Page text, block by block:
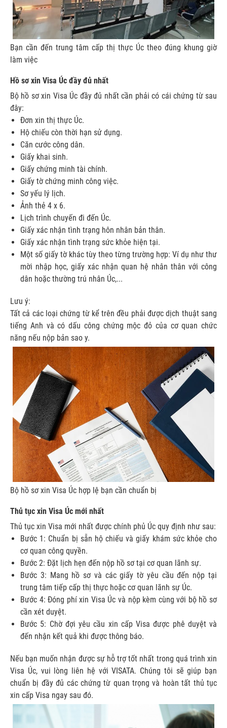
Bạn cần đến trung tâm cấp thị thực Úc theo đúng khung giờ
làm việc
Hồ sơ xin Visa Úc đầy đủ nhất
Bộ hồ sơ xin Visa Úc đầy đủ nhất cần phải có cái chứng từ sau
đây:
Đơn xin thị thực Úc.
Hộ chiếu còn thời hạn sử dụng.
Căn cước công dân.
Giấy khai sinh.
Giấy chứng minh tài chính.
Giấy tờ chứng minh công việc.
Sơ yếu lý lịch.
Ảnh thẻ 4 x 6.
Lịch trình chuyến đi đến Úc.
Giấy xác nhận tình trạng hôn nhân bản thân.
Giấy xác nhận tình trạng sức khỏe hiện tại.
Một số giấy tờ khác tùy theo từng trường hợp: Ví dụ như thư
mời nhập học, giấy xác nhận quan hệ nhân thân với công
dân hoặc thường trú nhân Úc,...
Lưu ý:
Tất cả các loại chứng từ kể trên đều phải được dịch thuật sang
tiếng Anh và có dấu công chứng mộc đỏ của cơ quan chức
năng nếu nộp bản sao y.
Bộ hồ sơ xin Visa Úc hợp lệ bạn cần chuẩn bị
Thủ tục xin Visa Úc mới nhất
Thủ tục xin Visa mới nhất được chính phủ Úc quy định như sau:
Bước 1: Chuẩn bị sẵn hộ chiếu và giấy khám sức khỏe cho
cơ quan công quyền.
Bước 2: Đặt lịch hẹn đến nộp hồ sơ tại cơ quan lãnh sự.
Bước 3: Mang hồ sơ và các giấy tờ yêu cầu đến nộp tại
trung tâm tiếp cấp thị thực hoặc cơ quan lãnh sự Úc.
Bước 4: Đóng phí xin Visa Úc và nộp kèm cùng với bộ hồ sơ
cần xét duyệt.
Bước 5: Chờ đợi yêu cầu xin cấp Visa được phê duyệt và
đến nhận kết quả khi được thông báo.
Nếu bạn muốn nhận được sự hỗ trợ tốt nhất trong quá trình xin
Visa Úc, vui lòng liên hệ với VISATA. Chúng tôi sẽ giúp bạn
chuẩn bị đầy đủ các chứng từ quan trọng và hoàn tất thủ tục
xin cấp Visa ngay sau đó.